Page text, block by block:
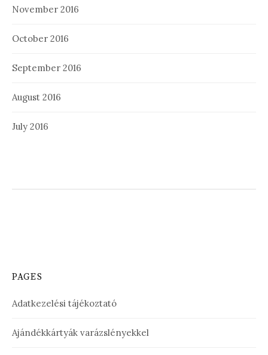
November 2016
October 2016
September 2016
August 2016
July 2016
PAGES
Adatkezelési tájékoztató
Ajándékkártyák varázslényekkel